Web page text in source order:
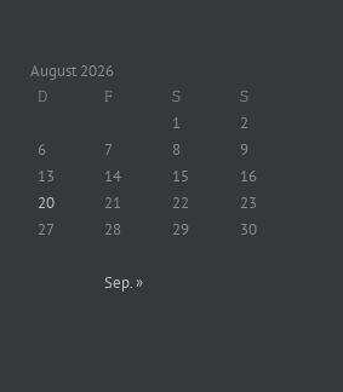
August 2026
D F S S
1
2
6 7 8
9
13 14 15
16
20 21 22
23
27 28 29
30
Sep. »